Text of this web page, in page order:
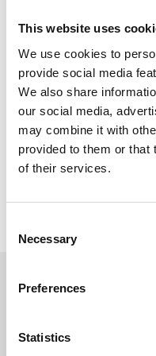
This website uses
We use cookies to
provide social media
We also share
our social media,
may combine it with
provided to them or that
of their services.
Necessary
Preferences
Statistics
Vinod ny
2025-09-25
1 2
Tveka inte att